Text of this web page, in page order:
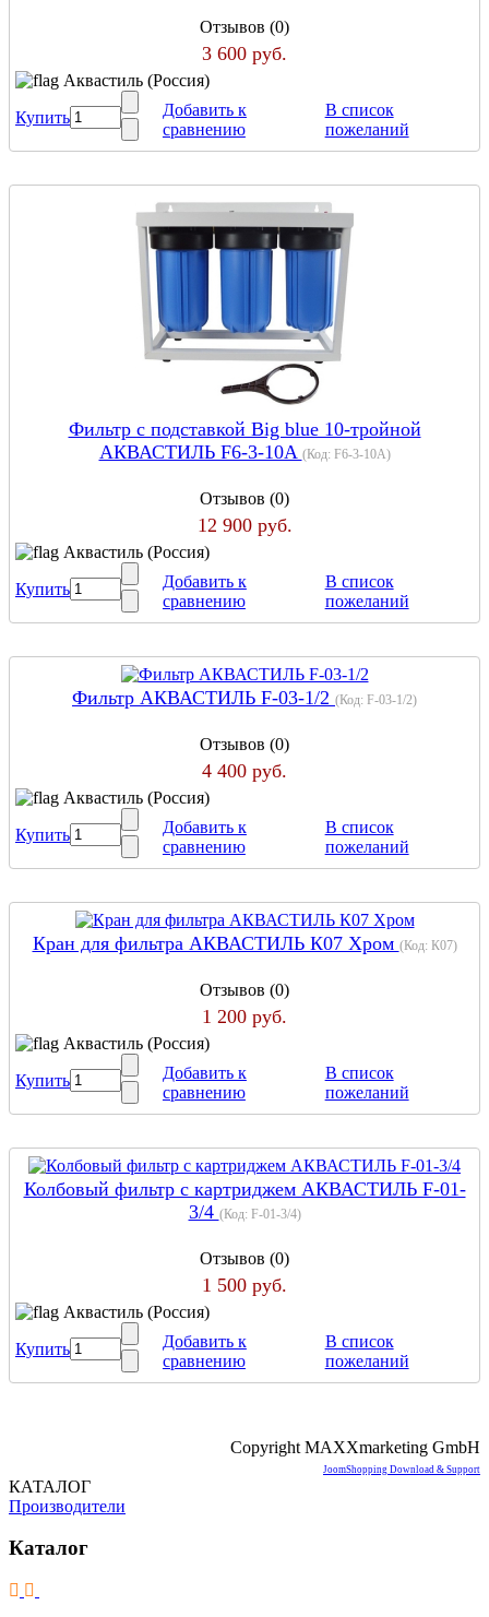
Отзывов (0)
3 600 руб.
Аквастиль (Россия)
Купить
Добавить к
сравнению
В список
пожеланий
Фильтр с подставкой Big blue 10-тройной
АКВАСТИЛЬ F6-3-10A (Код: F6-3-10A)
Отзывов (0)
12 900 руб.
Аквастиль (Россия)
Купить
Добавить к
сравнению
В список
пожеланий
Фильтр АКВАСТИЛЬ F-03-1/2 (Код: F-03-1/2)
Отзывов (0)
4 400 руб.
Аквастиль (Россия)
Купить
Добавить к
сравнению
В список
пожеланий
Кран для фильтра АКВАСТИЛЬ К07 Хром (Код: К07)
Отзывов (0)
1 200 руб.
Аквастиль (Россия)
Купить
Добавить к
сравнению
В список
пожеланий
Колбовый фильтр с картриджем АКВАСТИЛЬ F-01-
3/4 (Код: F-01-3/4)
Отзывов (0)
1 500 руб.
Аквастиль (Россия)
Купить
Добавить к
сравнению
В список
пожеланий
Copyright MAXXmarketing GmbH
JoomShopping Download & Support
КАТАЛОГ
Производители
Каталог